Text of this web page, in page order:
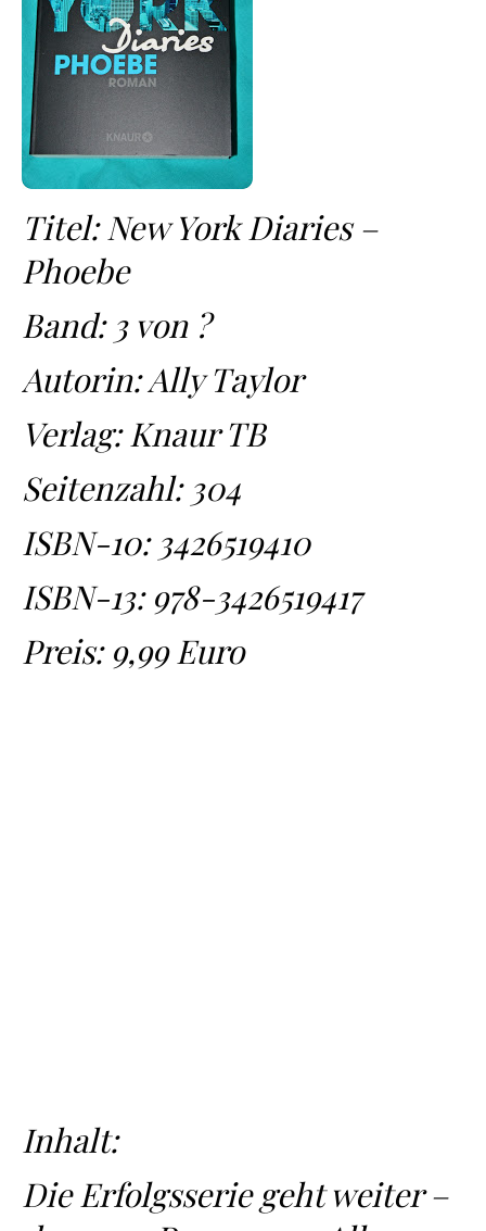
Titel: New York Diaries –
Phoebe
Band: 3 von ?
Autorin: Ally Taylor
Verlag: Knaur TB
Seitenzahl: 304
ISBN-10: 3426519410
ISBN-13: 978-3426519417
Preis: 9,99 Euro
Inhalt:
Die Erfolgsserie geht weiter –